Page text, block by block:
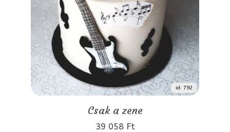
id: 792
Csak a zene
39 058 Ft